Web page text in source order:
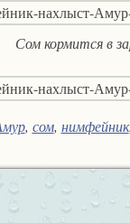
Сом кормится в
, сом, нимфейник,